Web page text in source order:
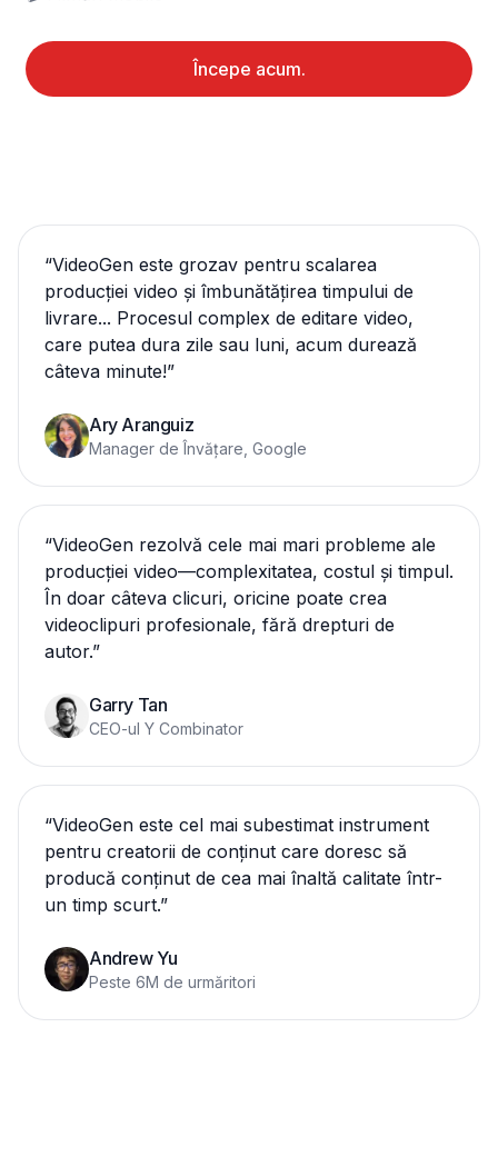
Începe acum.
“VideoGen este grozav pentru scalarea
producției video și îmbunătățirea timpului de
livrare... Procesul complex de editare video,
care putea dura zile sau luni, acum durează
câteva minute!”
Ary Aranguiz
Manager de Învățare, Google
“VideoGen rezolvă cele mai mari probleme ale
producției video—complexitatea, costul și timpul.
În doar câteva clicuri, oricine poate crea
videoclipuri profesionale, fără drepturi de
autor.”
Garry Tan
CEO-ul Y Combinator
“VideoGen este cel mai subestimat instrument
pentru creatorii de conținut care doresc să
producă conținut de cea mai înaltă calitate într-
un timp scurt.”
Andrew Yu
Peste 6M de urmăritori